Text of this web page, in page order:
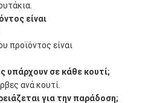
είναι
προϊόντος είναι
υπάρχουν σε κάθε κουτί;
ανά κουτί.
για την παράδοση;